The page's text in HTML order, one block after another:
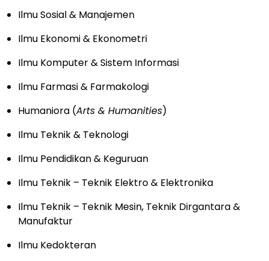
Ilmu Sosial & Manajemen
Ilmu Ekonomi & Ekonometri
Ilmu Komputer & Sistem Informasi
Ilmu Farmasi & Farmakologi
Humaniora (Arts & Humanities)
Ilmu Teknik & Teknologi
Ilmu Pendidikan & Keguruan
Ilmu Teknik – Teknik Elektro & Elektronika
Ilmu Teknik – Teknik Mesin, Teknik Dirgantara &
Manufaktur
Ilmu Kedokteran